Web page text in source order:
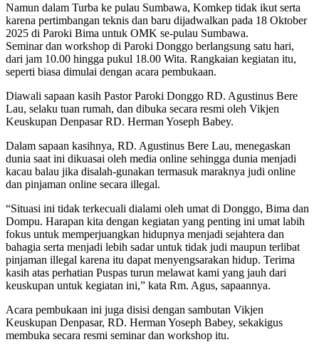
Namun dalam Turba ke pulau Sumbawa, Komkep tidak ikut serta
karena pertimbangan teknis dan baru dijadwalkan pada 18 Oktober
2025 di Paroki Bima untuk OMK se-pulau Sumbawa.
Seminar dan workshop di Paroki Donggo berlangsung satu hari,
dari jam 10.00 hingga pukul 18.00 Wita. Rangkaian kegiatan itu,
seperti biasa dimulai dengan acara pembukaan.
Diawali sapaan kasih Pastor Paroki Donggo RD. Agustinus Bere
Lau, selaku tuan rumah, dan dibuka secara resmi oleh Vikjen
Keuskupan Denpasar RD. Herman Yoseph Babey.
Dalam sapaan kasihnya, RD. Agustinus Bere Lau, menegaskan
dunia saat ini dikuasai oleh media online sehingga dunia menjadi
kacau balau jika disalah-gunakan termasuk maraknya judi online
dan pinjaman online secara illegal.
“Situasi ini tidak terkecuali dialami oleh umat di Donggo, Bima dan
Dompu. Harapan kita dengan kegiatan yang penting ini umat labih
fokus untuk memperjuangkan hidupnya menjadi sejahtera dan
bahagia serta menjadi lebih sadar untuk tidak judi maupun terlibat
pinjaman illegal karena itu dapat menyengsarakan hidup. Terima
kasih atas perhatian Puspas turun melawat kami yang jauh dari
keuskupan untuk kegiatan ini,” kata Rm. Agus, sapaannya.
Acara pembukaan ini juga disisi dengan sambutan Vikjen
Keuskupan Denpasar, RD. Herman Yoseph Babey, sekakigus
membuka secara resmi seminar dan workshop itu.